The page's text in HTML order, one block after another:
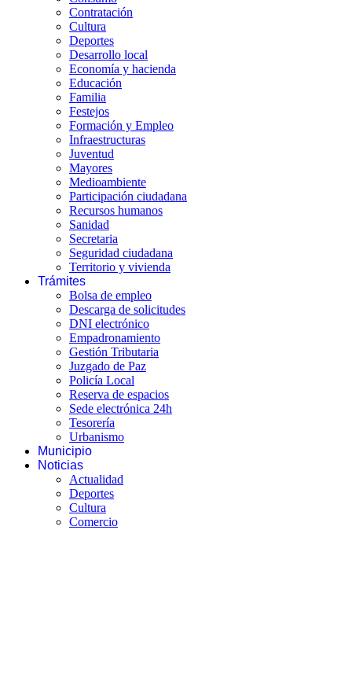
Contratación
Cultura
Deportes
Desarrollo local
Economía y hacienda
Educación
Familia
Festejos
Formación y Empleo
Infraestructuras
Juventud
Mayores
Medioambiente
Participación ciudadana
Recursos humanos
Sanidad
Secretaria
Seguridad ciudadana
Territorio y vivienda
Trámites
Bolsa de empleo
Descarga de solicitudes
DNI electrónico
Empadronamiento
Gestión Tributaria
Juzgado de Paz
Policía Local
Reserva de espacios
Sede electrónica 24h
Tesorería
Urbanismo
Municipio
Noticias
Actualidad
Deportes
Cultura
Comercio